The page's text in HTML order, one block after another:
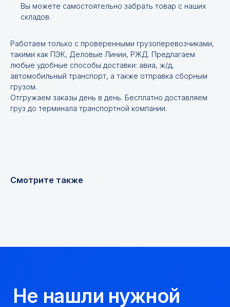
Вы можете самостоятельно забрать товар с наших
складов.
Работаем только с проверенными грузоперевозчиками,
такими как ПЭК, Деловые Линии, РЖД. Предлагаем
любые удобные способы доставки: авиа, ж/д,
автомобильный транспорт, а также отправка сборным
грузом.
Отгружаем заказы день в день. Бесплатно доставляем
груз до терминала транспортной компании.
Смотрите также
Не нашли нужной
Я соглашаюсь сПолитикой конфиденциальности